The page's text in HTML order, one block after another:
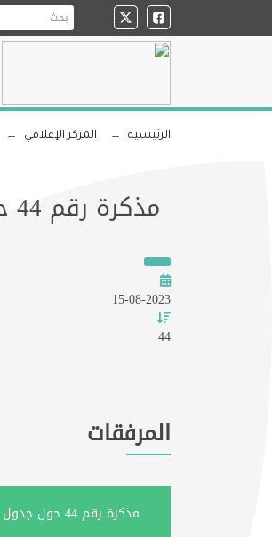
الرئيسية المركز الإعلامي
مذكرة رقم 44 حول جدول اجراء الامتحانات الرسمية
15-08-2023
44
المرفقات
مذكرة رقم 44 حول جدول اجراء الامتحانات الرسمية.pdf